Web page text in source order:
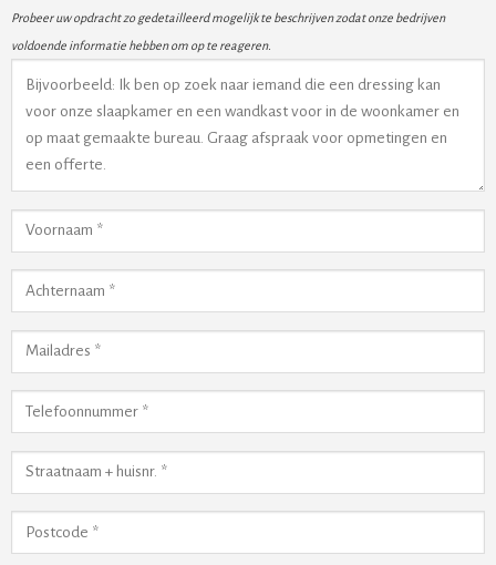
Probeer uw opdracht zo gedetailleerd mogelijk te beschrijven zodat onze bedrijven
voldoende informatie hebben om op te reageren.